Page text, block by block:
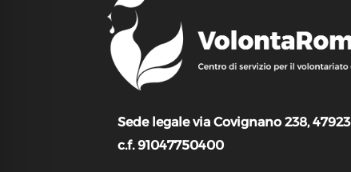
Sede legale via Covignano 238,
c.f. 91047750400